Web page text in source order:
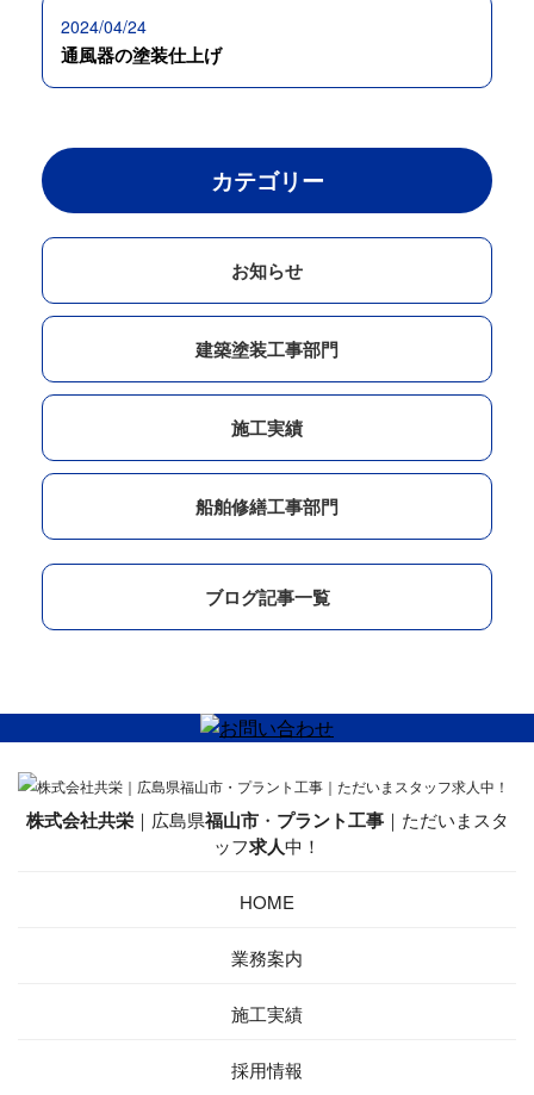
2024/04/24
通風器の塗装仕上げ
カテゴリー
お知らせ
建築塗装工事部門
施工実績
船舶修繕工事部門
ブログ記事一覧
株式会社共栄｜広島県福山市・ プラント工事｜ただいまスタ
ッフ求人中！
HOME
業務案内
施工実績
採用情報